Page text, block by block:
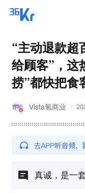
“主动退款超
给顾客”，这
捞”都快把食
Vista氢商业
真诚，是一